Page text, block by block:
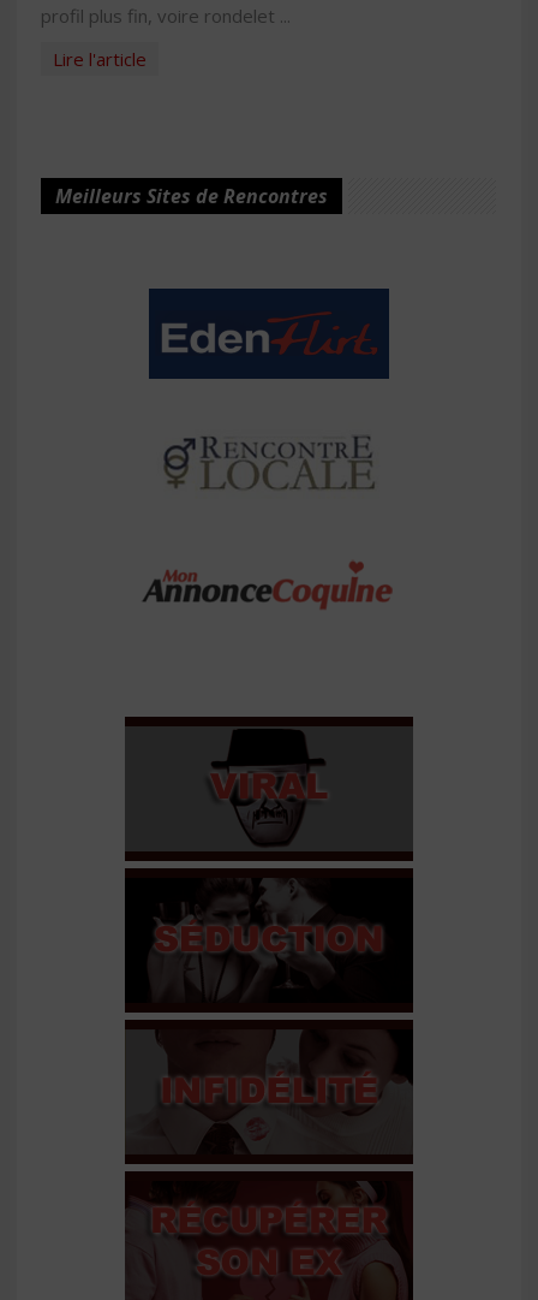
profil plus fin, voire rondelet ...
Lire l'article
Meilleurs Sites de Rencontres